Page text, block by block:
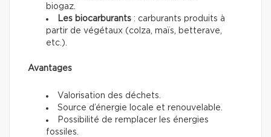
biogaz.
Les biocarburants : carburants produits à
partir de végétaux (colza, maïs, betterave,
etc.).
Avantages
Valorisation des déchets.
Source d’énergie locale et renouvelable.
Possibilité de remplacer les énergies
fossiles.